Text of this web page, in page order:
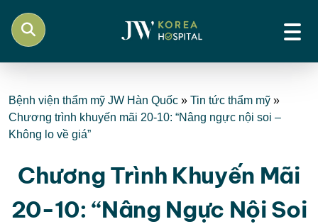
Bệnh viện thẩm mỹ JW Hàn Quốc » Tin tức thẩm mỹ »
Chương trình khuyến mãi 20-10: “Nâng ngực nội soi –
Không lo về giá”
Chương Trình Khuyến Mãi
20-10: “Nâng Ngực Nội Soi